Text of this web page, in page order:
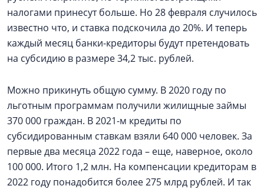
налогами принесут больше. Но 28 февраля случилось
известно что, и ставка подскочила до 20%. И теперь
каждый месяц банки-кредиторы будут претендовать
на субсидию в размере 34,2 тыс. рублей.
Можно прикинуть общую сумму. В 2020 году по
льготным программам получили жилищные займы
370 000 граждан. В 2021-м кредиты по
субсидированным ставкам взяли 640 000 человек. За
первые два месяца 2022 года – еще, наверное, около
100 000. Итого 1,2 млн. На компенсации кредиторам в
2022 году понадобится более 275 млрд рублей. И так